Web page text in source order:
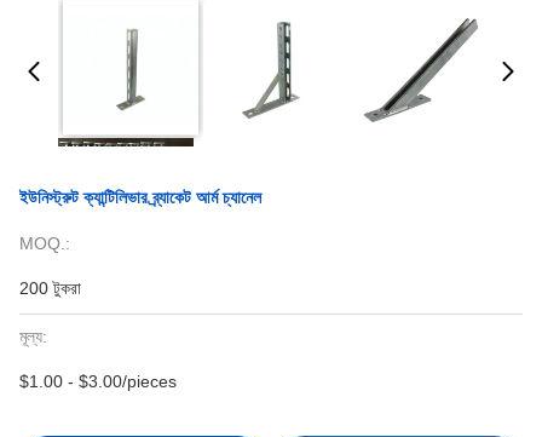
ইউনিস্ট্রুট ক্যান্টিলিভার ব্র্যাকেট আর্ম চ্যানেল
MOQ.:
200 টুকরা
মূল্য:
$1.00 - $3.00/pieces